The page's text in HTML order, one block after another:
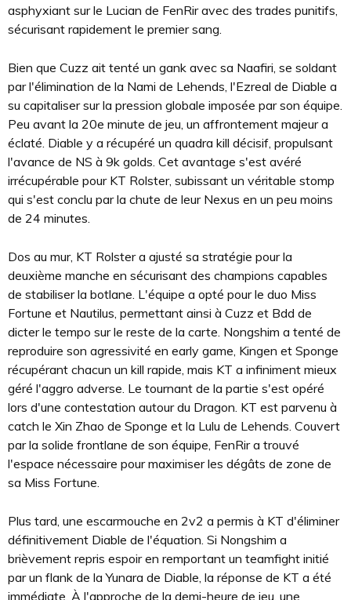
asphyxiant sur le Lucian de FenRir avec des trades punitifs,
sécurisant rapidement le premier sang.
Bien que Cuzz ait tenté un gank avec sa Naafiri, se soldant
par l'élimination de la Nami de Lehends, l'Ezreal de Diable a
su capitaliser sur la pression globale imposée par son équipe.
Peu avant la 20e minute de jeu, un affrontement majeur a
éclaté. Diable y a récupéré un quadra kill décisif, propulsant
l'avance de NS à 9k golds. Cet avantage s'est avéré
irrécupérable pour KT Rolster, subissant un véritable stomp
qui s'est conclu par la chute de leur Nexus en un peu moins
de 24 minutes.
Dos au mur, KT Rolster a ajusté sa stratégie pour la
deuxième manche en sécurisant des champions capables
de stabiliser la botlane. L'équipe a opté pour le duo Miss
Fortune et Nautilus, permettant ainsi à Cuzz et Bdd de
dicter le tempo sur le reste de la carte. Nongshim a tenté de
reproduire son agressivité en early game, Kingen et Sponge
récupérant chacun un kill rapide, mais KT a infiniment mieux
géré l'aggro adverse. Le tournant de la partie s'est opéré
lors d'une contestation autour du Dragon. KT est parvenu à
catch le Xin Zhao de Sponge et la Lulu de Lehends. Couvert
par la solide frontlane de son équipe, FenRir a trouvé
l'espace nécessaire pour maximiser les dégâts de zone de
sa Miss Fortune.
Plus tard, une escarmouche en 2v2 a permis à KT d'éliminer
définitivement Diable de l'équation. Si Nongshim a
brièvement repris espoir en remportant un teamfight initié
par un flank de la Yunara de Diable, la réponse de KT a été
immédiate. À l'approche de la demi-heure de jeu, une